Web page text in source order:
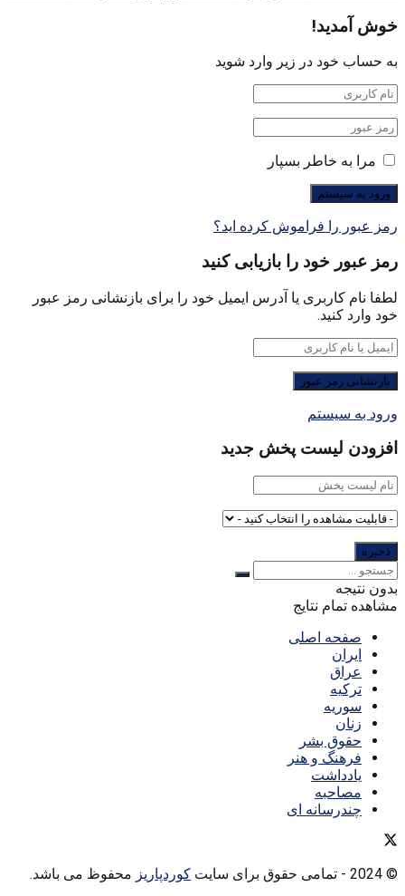
خوش آمدید!
به حساب خود در زیر وارد شوید
مرا به خاطر بسپار
رمز عبور را فراموش کرده اید؟
رمز عبور خود را بازیابی کنید
لطفا نام کاربری یا آدرس ایمیل خود را برای بازنشانی رمز عبور
خود وارد کنید.
ورود به سیستم
افزودن لیست پخش جدید
بدون نتیجه
مشاهده تمام نتایج
صفحه اصلی
ایران
عراق
ترکیه
سوریه
زنان
حقوق بشر
فرهنگ و هنر
یادداشت
مصاحبه
چندرسانه ای
© 2024 - تمامی حقوق برای سایت کوردپاریز محفوظ می باشد.